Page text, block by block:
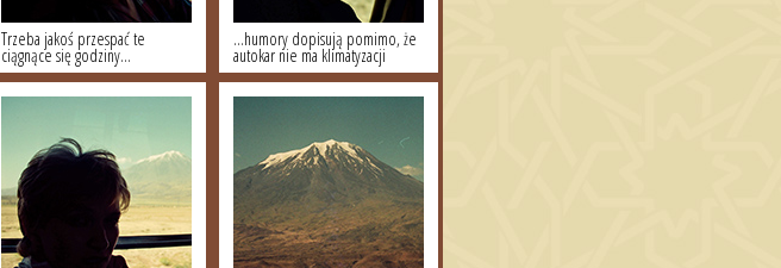
Trzeba jakoś przespać te
ciągnące się godziny...
...humory dopisują pomimo, że
autokar nie ma klimatyzacji